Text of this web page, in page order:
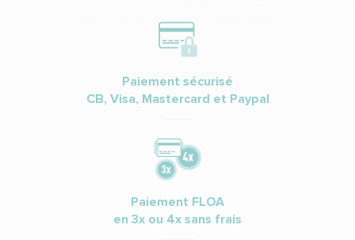
Paiement sécurisé
CB, Visa, Mastercard et Paypal
Paiement FLOA
en 3x ou 4x sans frais